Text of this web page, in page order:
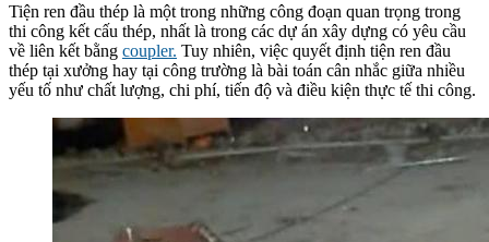
Tiện ren đầu thép là một trong những công đoạn quan trọng trong
thi công kết cấu thép, nhất là trong các dự án xây dựng có yêu cầu
về liên kết bằng coupler. Tuy nhiên, việc quyết định tiện ren đầu
thép tại xưởng hay tại công trường là bài toán cân nhắc giữa nhiều
yếu tố như chất lượng, chi phí, tiến độ và điều kiện thực tế thi công.